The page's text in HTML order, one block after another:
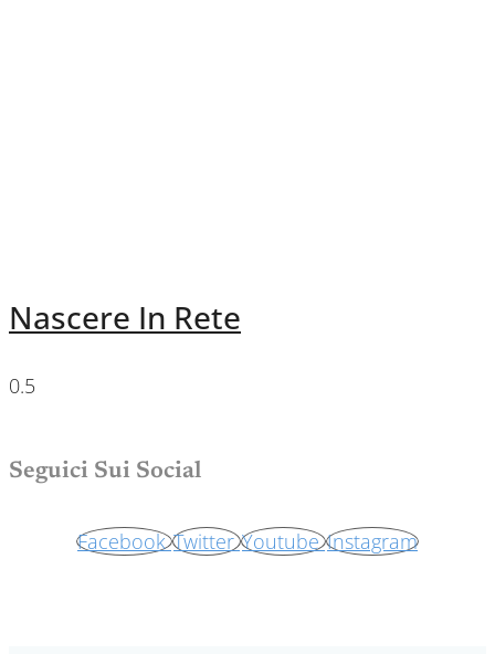
Nascere In Rete
Seguici Sui Social
Facebook Twitter Youtube Instagram